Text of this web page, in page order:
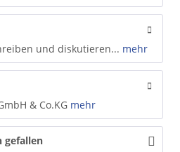
und diskutieren... mehr
& Co.KG mehr
gefallen